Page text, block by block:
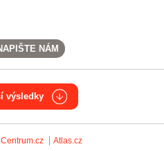
NÁM
výsledky
Centrum.cz Atlas.cz